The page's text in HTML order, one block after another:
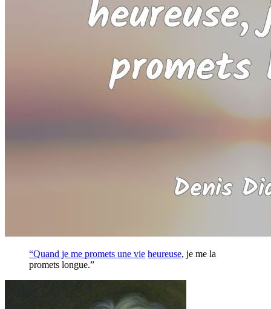
“Quand je me promets une vie heureuse, je me la
promets longue.”